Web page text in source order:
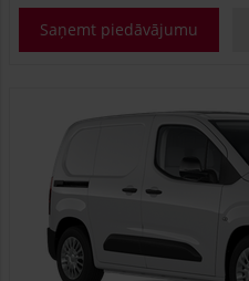
Saņemt piedāvājumu